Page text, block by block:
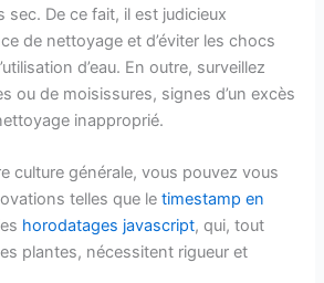
sec. De ce fait, il est judicieux
de nettoyage et d’éviter les chocs
d’eau. En outre, surveillez
ou de moisissures, signes d’un excès
inapproprié.
culture générale, vous pouvez vous
telles que letimestamp en
horodatages javascript, qui, tout
plantes, nécessitent rigueur et